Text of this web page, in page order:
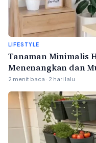
LIFESTYLE
Tanaman Minimalis
Menenangkan dan
2 menit baca · 2 hari lalu